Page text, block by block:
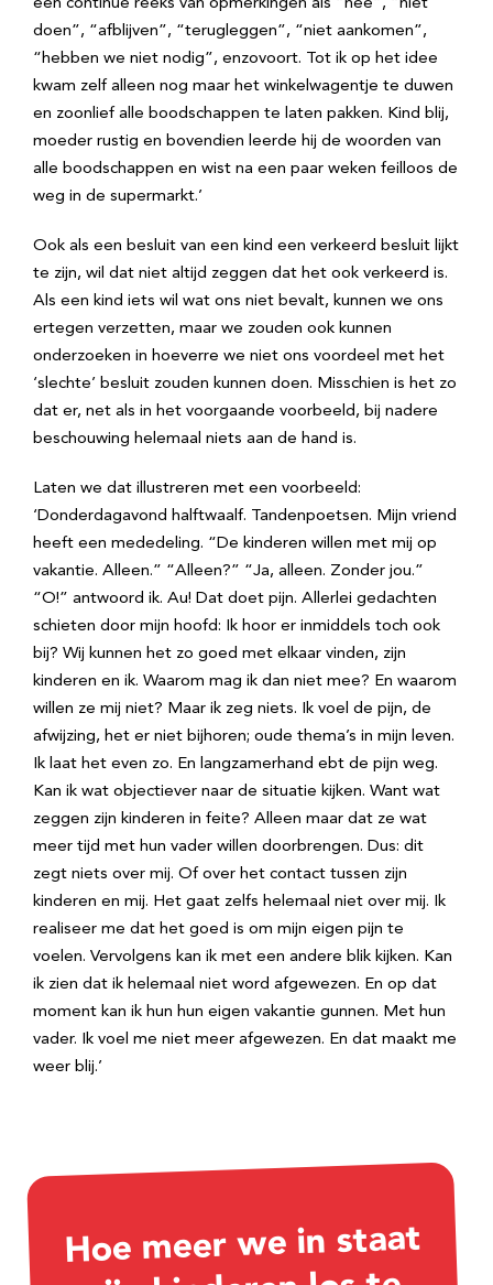
een continue reeks van opmerkingen als “nee”, “niet
doen”, “afblijven”, “terugleggen”, “niet aankomen”,
“hebben we niet nodig”, enzovoort. Tot ik op het idee
kwam zelf alleen nog maar het winkelwagentje te duwen
en zoonlief alle boodschappen te laten pakken. Kind blij,
moeder rustig en bovendien leerde hij de woorden van
alle boodschappen en wist na een paar weken feilloos de
weg in de supermarkt.’
Ook als een besluit van een kind een verkeerd besluit lijkt
te zijn, wil dat niet altijd zeggen dat het ook verkeerd is.
Als een kind iets wil wat ons niet bevalt, kunnen we ons
ertegen verzetten, maar we zouden ook kunnen
onderzoeken in hoeverre we niet ons voordeel met het
‘slechte’ besluit zouden kunnen doen. Misschien is het zo
dat er, net als in het voorgaande voorbeeld, bij nadere
beschouwing helemaal niets aan de hand is.
Laten we dat illustreren met een voorbeeld:
‘Donderdagavond halftwaalf. Tandenpoetsen. Mijn vriend
heeft een mededeling. “De kinderen willen met mij op
vakantie. Alleen.” “Alleen?” “Ja, alleen. Zonder jou.”
“O!” antwoord ik. Au! Dat doet pijn. Allerlei gedachten
schieten door mijn hoofd: Ik hoor er inmiddels toch ook
bij? Wij kunnen het zo goed met elkaar vinden, zijn
kinderen en ik. Waarom mag ik dan niet mee? En waarom
willen ze mij niet? Maar ik zeg niets. Ik voel de pijn, de
afwijzing, het er niet bijhoren; oude thema’s in mijn leven.
Ik laat het even zo. En langzamerhand ebt de pijn weg.
Kan ik wat objectiever naar de situatie kijken. Want wat
zeggen zijn kinderen in feite? Alleen maar dat ze wat
meer tijd met hun vader willen doorbrengen. Dus: dit
zegt niets over mij. Of over het contact tussen zijn
kinderen en mij. Het gaat zelfs helemaal niet over mij. Ik
realiseer me dat het goed is om mijn eigen pijn te
voelen. Vervolgens kan ik met een andere blik kijken. Kan
ik zien dat ik helemaal niet word afgewezen. En op dat
moment kan ik hun hun eigen vakantie gunnen. Met hun
vader. Ik voel me niet meer afgewezen. En dat maakt me
weer blij.’
Hoe meer we in staat